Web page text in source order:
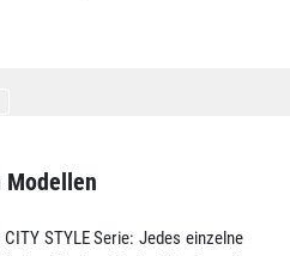
Modellen
STYLE Serie: Jedes einzelne